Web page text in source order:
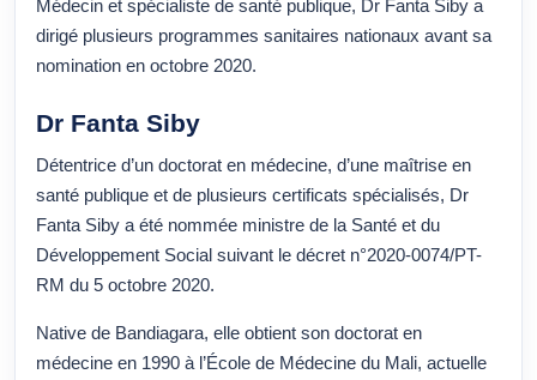
Médecin et spécialiste de santé publique, Dr Fanta Siby a
dirigé plusieurs programmes sanitaires nationaux avant sa
nomination en octobre 2020.
Dr Fanta Siby
Détentrice d’un doctorat en médecine, d’une maîtrise en
santé publique et de plusieurs certificats spécialisés, Dr
Fanta Siby a été nommée ministre de la Santé et du
Développement Social suivant le décret n°2020-0074/PT-
RM du 5 octobre 2020.
Native de Bandiagara, elle obtient son doctorat en
médecine en 1990 à l’École de Médecine du Mali, actuelle